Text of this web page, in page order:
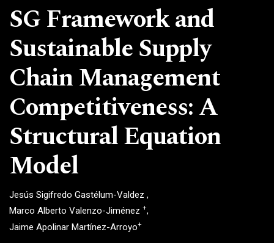
SG Framework and
Sustainable Supply
Chain Management
Competitiveness: A
Structural Equation
Model
Jesús Sigifredo Gastélum-Valdez
Marco Alberto Valenzo-Jiménez +
Jaime Apolinar Martínez-Arroyo+